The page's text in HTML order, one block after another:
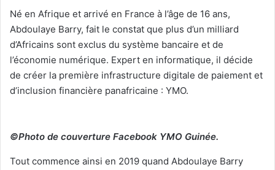
Né en Afrique et arrivé en France à l’âge de 16 ans,
Abdoulaye Barry, fait le constat que plus d’un milliard
d’Africains sont exclus du système bancaire et de
l’économie numérique. Expert en informatique, il décide
de créer la première infrastructure digitale de paiement et
d’inclusion financière panafricaine : YMO.
©Photo de couverture Facebook YMO Guinée.
Tout commence ainsi en 2019 quand Abdoulaye Barry